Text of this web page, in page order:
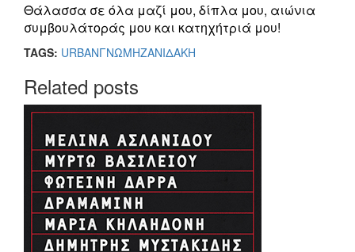
Θάλασσα σε όλα μαζί μου, δίπλα μου, αιώνια
συμβουλάτοράς μου και κατηχήτριά μου!
TAGS: URBANΓΝΩΜΗΖΑΝΙΔΑΚΗ
Related posts